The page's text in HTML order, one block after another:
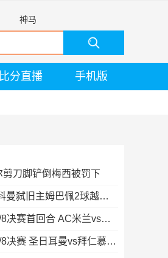
神马
比分直播 手机版
剪刀脚铲倒梅西被罚下
2月15日 欧冠-科曼弑旧主姆巴佩2球越位无效
2月15日 欧冠1/8决赛首回合 AC米兰vs热刺 录像 集锦
2月15日 欧冠1/8决赛 圣日耳曼vs拜仁慕尼黑 录像 集锦